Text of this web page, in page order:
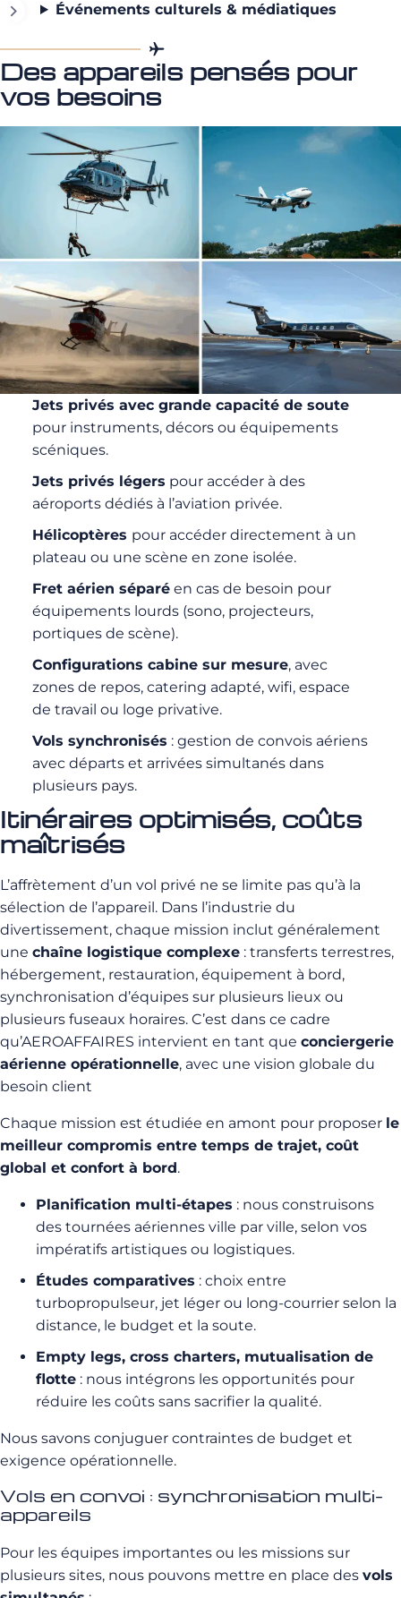
Événements culturels & médiatiques
Des appareils pensés pour
vos besoins
Jets privés avec grande capacité de soute
pour instruments, décors ou équipements
scéniques.
Jets privés légers pour accéder à des
aéroports dédiés à l’aviation privée.
Hélicoptères pour accéder directement à un
plateau ou une scène en zone isolée.
Fret aérien séparéen cas de besoin pour
équipements lourds (sono, projecteurs,
portiques de scène).
Configurations cabine sur mesure, avec
zones de repos, catering adapté, wifi, espace
de travail ou loge privative.
Vols synchronisés : gestion de convois aériens
avec départs et arrivées simultanés dans
plusieurs pays.
Itinéraires optimisés, coûts
maîtrisés
L’affrètement d’un vol privé ne se limite pas qu’à la
sélection de l’appareil. Dans l’industrie du
divertissement, chaque mission inclut généralement
une chaîne logistique complexe : transferts terrestres,
hébergement, restauration, équipement à bord,
synchronisation d’équipes sur plusieurs lieux ou
plusieurs fuseaux horaires. C’est dans ce cadre
qu’AEROAFFAIRES intervient en tant que conciergerie
aérienne opérationnelle, avec une vision globale du
besoin client
Chaque mission est étudiée en amont pour proposer le
meilleur compromis entre temps de trajet, coût
global et confort à bord.
Planification multi-étapes : nous construisons
des tournées aériennes ville par ville, selon vos
impératifs artistiques ou logistiques.
Études comparatives : choix entre
turbopropulseur, jet léger ou long-courrier selon la
distance, le budget et la soute.
Empty legs, cross charters, mutualisation de
flotte : nous intégrons les opportunités pour
réduire les coûts sans sacrifier la qualité.
Nous savons conjuguer contraintes de budget et
exigence opérationnelle.
Vols en convoi : synchronisation multi-
appareils
Pour les équipes importantes ou les missions sur
plusieurs sites, nous pouvons mettre en place des vols